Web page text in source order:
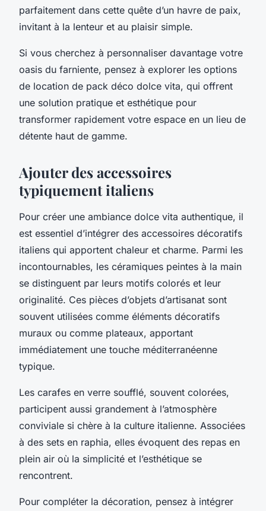
parfaitement dans cette quête d’un havre de paix,
invitant à la lenteur et au plaisir simple.
Si vous cherchez à personnaliser davantage votre
oasis du farniente, pensez à explorer les options
de location de pack déco dolce vita, qui offrent
une solution pratique et esthétique pour
transformer rapidement votre espace en un lieu de
détente haut de gamme.
Ajouter des accessoires
typiquement italiens
Pour créer une ambiance dolce vita authentique, il
est essentiel d’intégrer des accessoires décoratifs
italiens qui apportent chaleur et charme. Parmi les
incontournables, les céramiques peintes à la main
se distinguent par leurs motifs colorés et leur
originalité. Ces pièces d’objets d’artisanat sont
souvent utilisées comme éléments décoratifs
muraux ou comme plateaux, apportant
immédiatement une touche méditerranéenne
typique.
Les carafes en verre soufflé, souvent colorées,
participent aussi grandement à l’atmosphère
conviviale si chère à la culture italienne. Associées
à des sets en raphia, elles évoquent des repas en
plein air où la simplicité et l’esthétique se
rencontrent.
Pour compléter la décoration, pensez à intégrer